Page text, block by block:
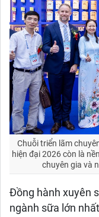
Chuỗi triển lãm
hiện đại 2026 còn là
chuyên gia và
Đồng hành xuyên
ngành sữa lớn